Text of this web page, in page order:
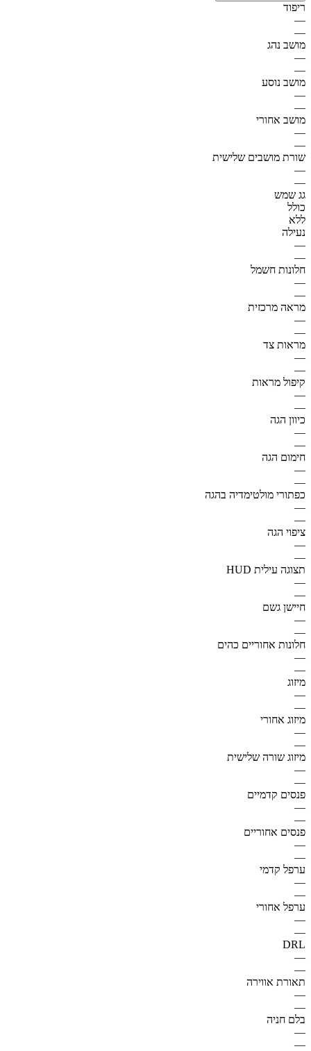
ריפוד
—
—
מושב נהג
—
—
מושב נוסע
—
—
מושב אחורי
—
—
שורת מושבים שלישית
—
—
גג שמש
כולל
ללא
נעילה
—
—
חלונות חשמל
—
—
מראה מרכזית
—
—
מראות צד
—
—
קיפול מראות
—
—
כיוון הגה
—
—
חימום הגה
—
—
כפתורי מולטימדיה בהגה
—
—
ציפוי הגה
—
—
תצוגה עילית HUD
—
—
חיישן גשם
—
—
חלונות אחוריים כהים
—
—
מיזוג
—
—
מיזוג אחורי
—
—
מיזוג שורה שלישית
—
—
פנסים קדמיים
—
—
פנסים אחוריים
—
—
ערפל קדמי
—
—
ערפל אחורי
—
—
DRL
—
—
תאורת אווירה
—
—
בלם חניה
—
—